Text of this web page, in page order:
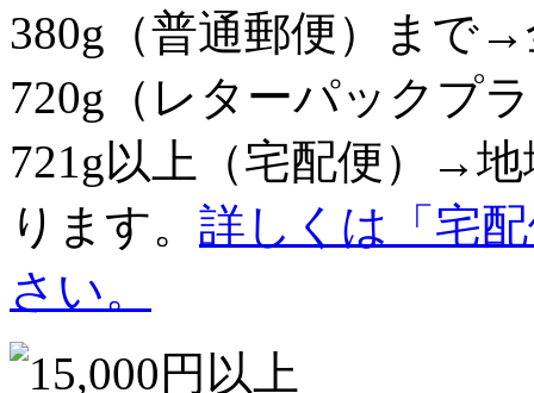
380g（普通郵便）まで→
720g（レターパックプ
721g以上（宅配便）→
ります。 詳しくは「宅
さい。